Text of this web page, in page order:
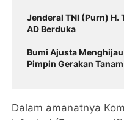
Jenderal TNI (Purn) H.
AD Berduka
Bumi Ajusta
Pimpin Gerakan
Dalam amanatnya